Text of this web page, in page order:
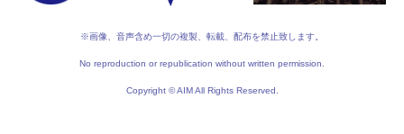
※画像、音声含め一切の複製、転載、配布を禁止致します。
No reproduction or republication without written permission.
Copyright © AIM All Rights Reserved.